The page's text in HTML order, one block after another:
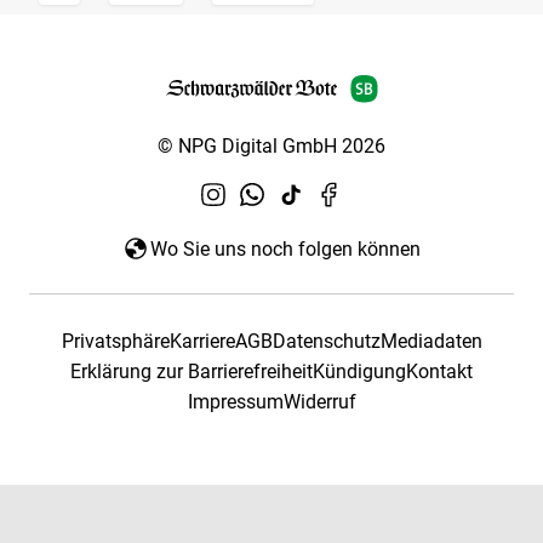
© NPG Digital GmbH 2026
Wo Sie uns noch folgen können
PrivatsphäreKarriereAGBDatenschutzMediadaten
Erklärung zur BarrierefreiheitKündigungKontakt
ImpressumWiderruf